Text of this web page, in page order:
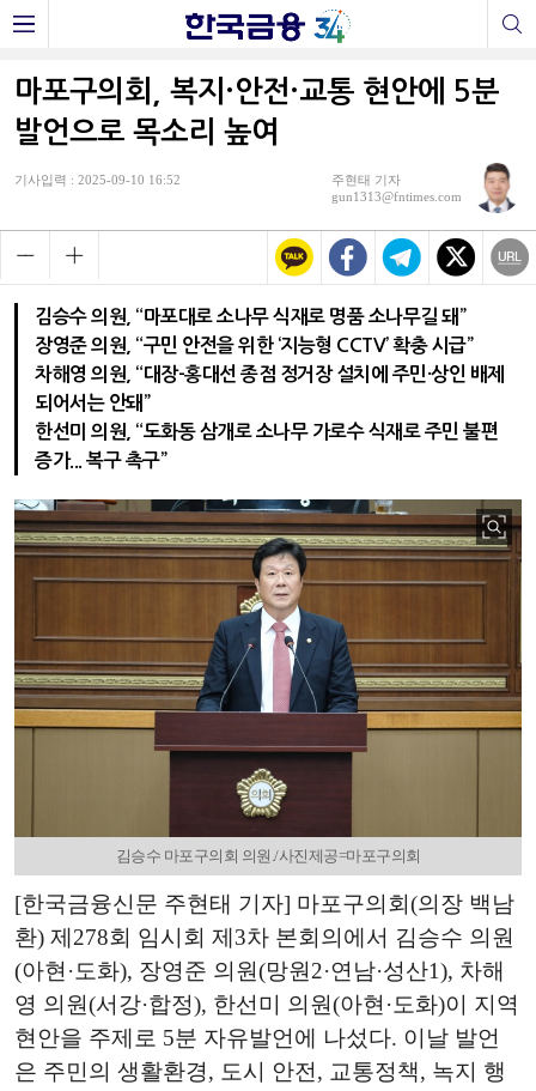
마포구의회, 복지·안전·교통 현안에 5분
발언으로 목소리 높여
기사입력 : 2025-09-10 16:52
주현태 기자
gun1313@fntimes.com
김승수 의원, “마포대로 소나무 식재로 명품 소나무길 돼”
장영준 의원, “구민 안전을 위한 ‘지능형 CCTV’ 확충 시급”
차해영 의원, “대장-홍대선 종점 정거장 설치에 주민·상인 배제
되어서는 안돼”
한선미 의원, “도화동 삼개로 소나무 가로수 식재로 주민 불편
증가... 복구 촉구”
김승수 마포구의회 의원./사진제공=마포구의회
[한국금융신문 주현태 기자] 마포구의회(의장 백남
환) 제278회 임시회 제3차 본회의에서 김승수 의원
(아현·도화), 장영준 의원(망원2·연남·성산1), 차해
영 의원(서강·합정), 한선미 의원(아현·도화)이 지역
현안을 주제로 5분 자유발언에 나섰다. 이날 발언
은 주민의 생활환경, 도시 안전, 교통정책, 녹지 행